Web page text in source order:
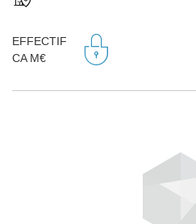
EFFECTIF
CA M€